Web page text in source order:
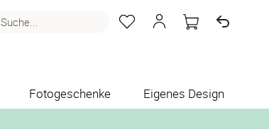
Suche...
Fotogeschenke Eigenes Design